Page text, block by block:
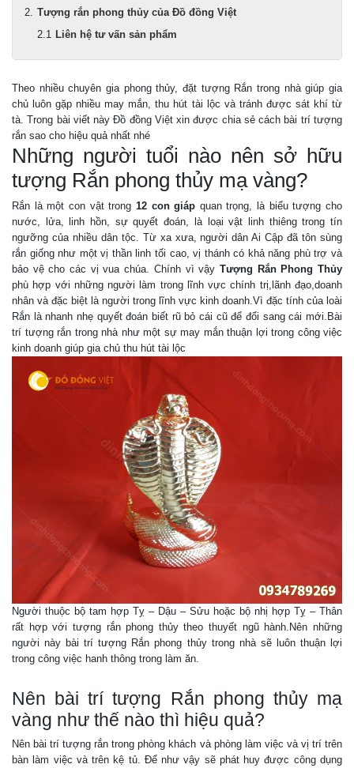
Tượng rắn phong thủy của Đồ đồng Việt
Liên hệ tư vấn sản phẩm
Theo nhiều chuyên gia phong thủy, đặt tượng Rắn trong nhà giúp gia
chủ luôn gặp nhiều may mắn, thu hút tài lộc và tránh được sát khí từ
tà. Trong bài viết này Đồ đồng Việt xin được chia sẻ cách bài trí tượng
rắn sao cho hiệu quả nhất nhé
Những người tuổi nào nên sở hữu
tượng Rắn phong thủy mạ vàng?
Rắn là một con vật trong 12 con giáp quan trọng, là biểu tượng cho
nước, lửa, linh hồn, sự quyết đoán, là loại vật linh thiêng trong tín
ngưỡng của nhiều dân tộc. Từ xa xưa, người dân Ai Cập đã tôn sùng
rắn giống như một vị thần linh tối cao, vị thánh có khả năng phù trợ và
bảo vệ cho các vị vua chúa. Chính vì vậy Tượng Rắn Phong Thủy
phù hợp với những người làm trong lĩnh vực chính trị,lãnh đạo,doanh
nhân và đặc biệt là người trong lĩnh vực kinh doanh.Vì đặc tính của loài
Rắn là nhanh nhẹ quyết đoán biết rũ bỏ cái cũ để đổi sang cái mới.Bài
trí tượng rắn trong nhà như một sự may mắn thuận lợi trong công việc
kinh doanh giúp gia chủ thu hút tài lộc
Người thuộc bộ tam hợp Tỵ – Dậu – Sửu hoặc bộ nhị hợp Tỵ – Thân
rất hợp với tượng rắn phong thủy theo thuyết ngũ hành.Nên những
người này bài trí tượng Rắn phong thủy trong nhà sẽ luôn thuận lợi
trong công việc hanh thông trong làm ăn.
Nên bài trí tượng Rắn phong thủy mạ
vàng như thế nào thì hiệu quả?
Nên bài trí tượng rắn trong phòng khách và phòng làm việc và vị trí trên
bàn làm việc và trên kệ tủ. Để như vậy sẽ phát huy được công dụng